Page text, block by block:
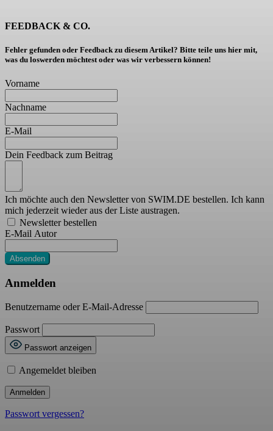
FEEDBACK & CO.
Fehler gefunden oder Feedback zu diesem Artikel? Bitte teile uns hier mit,
was du loswerden möchtest oder was wir verbessern können!
Vorname
Nachname
E-Mail
Dein Feedback zum Beitrag
Ich möchte auch den Newsletter von SWIM.DE bestellen. Ich kann
mich jederzeit wieder aus der Liste austragen.
Newsletter bestellen
E-Mail Autor
Absenden
Anmelden
Benutzername oder E-Mail-Adresse
Passwort
Passwort anzeigen
Angemeldet bleiben
Passwort vergessen?